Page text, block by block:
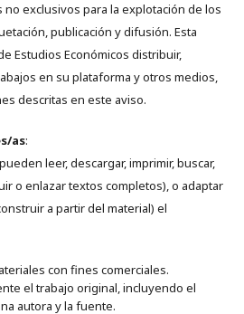
exclusivos para la explotación de los
publicación y difusión. Esta
Estudios Económicos distribuir,
en su plataforma y otros medios,
descritas en este aviso.
as:
leer, descargar, imprimir, buscar,
o enlazar textos completos), o adaptar
a partir del material) el
con fines comerciales.
el trabajo original, incluyendo el
autora y la fuente.